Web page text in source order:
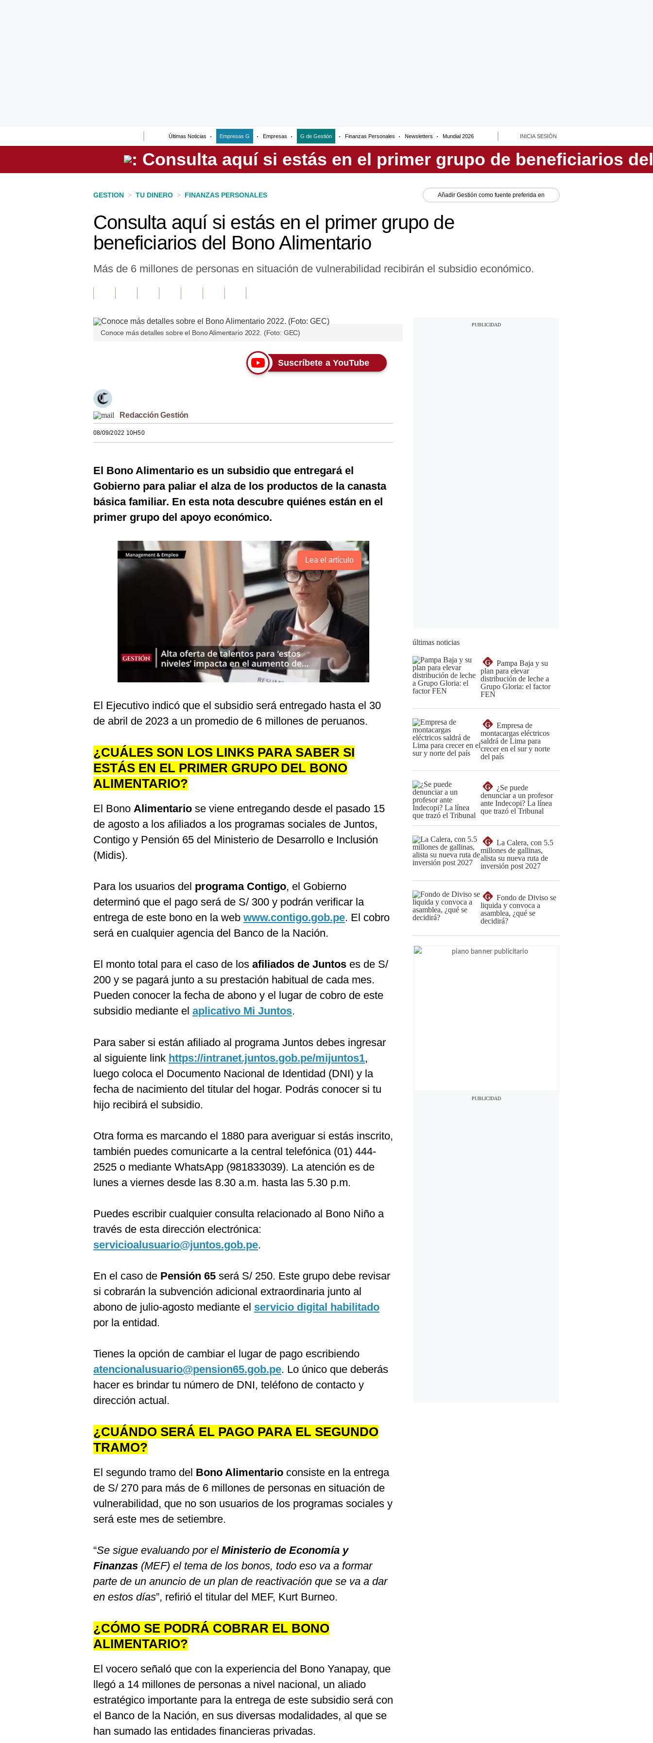
Últimas Noticias Empresas G Empresas G de Gestión Finanzas Personales Newsletters Mundial 2026 INICIA SESIÓN
Perú
GESTION > TU DINERO > FINANZAS PERSONALES Añadir Gestión como fuente preferida en
Consulta aquí si estás en el primer grupo de
beneficiarios del Bono Alimentario
Más de 6 millones de personas en situación de vulnerabilidad recibirán el subsidio económico.
Conoce más detalles sobre el Bono Alimentario 2022. (Foto: GEC)
Suscríbete a YouTube
Redacción Gestión
08/09/2022 10H50
El Bono Alimentario es un subsidio que entregará el
Gobierno para paliar el alza de los productos de la canasta
básica familiar. En esta nota descubre quiénes están en el
primer grupo del apoyo económico.
Lea el artículo
El Ejecutivo indicó que el subsidio será entregado hasta el 30
de abril de 2023 a un promedio de 6 millones de peruanos.
¿CUÁLES SON LOS LINKS PARA SABER SI
ESTÁS EN EL PRIMER GRUPO DEL BONO
ALIMENTARIO?
El Bono Alimentario se viene entregando desde el pasado 15
de agosto a los afiliados a los programas sociales de Juntos,
Contigo y Pensión 65 del Ministerio de Desarrollo e Inclusión
(Midis).
Para los usuarios del programa Contigo, el Gobierno
determinó que el pago será de S/ 300 y podrán verificar la
entrega de este bono en la web www.contigo.gob.pe. El cobro
será en cualquier agencia del Banco de la Nación.
El monto total para el caso de los afiliados de Juntos es de S/
200 y se pagará junto a su prestación habitual de cada mes.
Pueden conocer la fecha de abono y el lugar de cobro de este
subsidio mediante el aplicativo Mi Juntos.
Para saber si están afiliado al programa Juntos debes ingresar
al siguiente link https://intranet.juntos.gob.pe/mijuntos1,
luego coloca el Documento Nacional de Identidad (DNI) y la
fecha de nacimiento del titular del hogar. Podrás conocer si tu
hijo recibirá el subsidio.
Otra forma es marcando el 1880 para averiguar si estás inscrito,
también puedes comunicarte a la central telefónica (01) 444-
2525 o mediante WhatsApp (981833039). La atención es de
lunes a viernes desde las 8.30 a.m. hasta las 5.30 p.m.
Puedes escribir cualquier consulta relacionado al Bono Niño a
través de esta dirección electrónica:
servicioalusuario@juntos.gob.pe.
En el caso de Pensión 65 será S/ 250. Este grupo debe revisar
si cobrarán la subvención adicional extraordinaria junto al
abono de julio-agosto mediante el servicio digital habilitado
por la entidad.
Tienes la opción de cambiar el lugar de pago escribiendo
atencionalusuario@pension65.gob.pe. Lo único que deberás
hacer es brindar tu número de DNI, teléfono de contacto y
dirección actual.
¿CUÁNDO SERÁ EL PAGO PARA EL SEGUNDO
TRAMO?
El segundo tramo del Bono Alimentario consiste en la entrega
de S/ 270 para más de 6 millones de personas en situación de
vulnerabilidad, que no son usuarios de los programas sociales y
será este mes de setiembre.
“Se sigue evaluando por elMinisterio de Economía y
Finanzas (MEF) el tema de los bonos, todo eso va a formar
parte de un anuncio de un plan de reactivación que se va a dar
en estos días”, refirió el titular del MEF, Kurt Burneo.
¿CÓMO SE PODRÁ COBRAR EL BONO
ALIMENTARIO?
El vocero señaló que con la experiencia del Bono Yanapay, que
llegó a 14 millones de personas a nivel nacional, un aliado
estratégico importante para la entrega de este subsidio será con
el Banco de la Nación, en sus diversas modalidades, al que se
han sumado las entidades financieras privadas.
últimas noticias
G
Pampa Baja y su
plan para elevar
distribución de leche a
Grupo Gloria: el factor
FEN
G
Empresa de
montacargas eléctricos
saldrá de Lima para
crecer en el sur y norte
del país
G
¿Se puede
denunciar a un profesor
ante Indecopi? La línea
que trazó el Tribunal
G
La Calera, con 5.5
millones de gallinas,
alista su nueva ruta de
inversión post 2027
G
Fondo de Diviso se
liquida y convoca a
asamblea, ¿qué se
decidirá?